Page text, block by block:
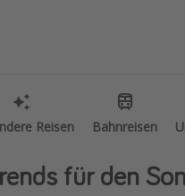
Reisen Bahnreisen
Reisen Bahnreisen
Alle Reisethemen
Wellnessurlaub
Roadtripsfür den